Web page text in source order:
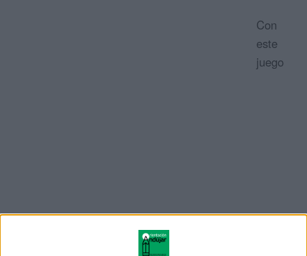
Con
este
juego
trabajamos la conciencia fonológica y el vocabulario.